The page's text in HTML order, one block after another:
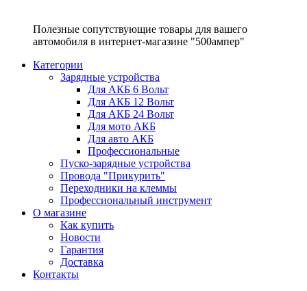
Полезные сопутствующие товары для вашего
автомобиля в интернет-магазине "500ампер"
Категории
Зарядные устройства
Для АКБ 6 Вольт
Для АКБ 12 Вольт
Для АКБ 24 Вольт
Для мото АКБ
Для авто АКБ
Профессиональные
Пуско-зарядные устройства
Провода "Прикурить"
Переходники на клеммы
Профессиональный инструмент
О магазине
Как купить
Новости
Гарантия
Доставка
Контакты